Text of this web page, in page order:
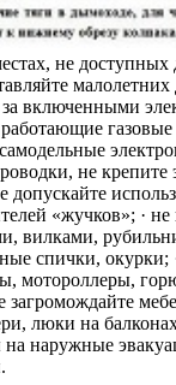
не доступных
малолетних
включенными
не крепите
допускайте
«жучков»; · не
вилками,
спички, окурки;
мотороллеры,
загромождайте
люки на
наружные